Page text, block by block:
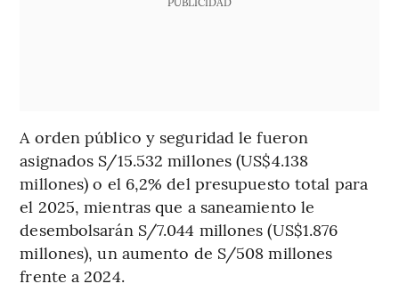
A orden público y seguridad le fueron
asignados S/15.532 millones (US$4.138
millones) o el 6,2% del presupuesto total para
el 2025, mientras que a saneamiento le
desembolsarán S/7.044 millones (US$1.876
millones), un aumento de S/508 millones
frente a 2024.